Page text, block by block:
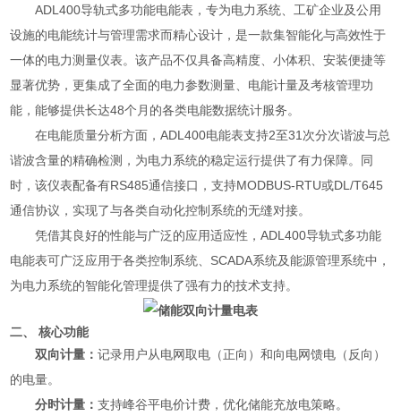
ADL400导轨式多功能电能表，专为电力系统、工矿企业及公用
设施的电能统计与管理需求而精心设计，是一款集智能化与高效性于
一体的电力测量仪表。该产品不仅具备高精度、小体积、安装便捷等
显著优势，更集成了全面的电力参数测量、电能计量及考核管理功
能，能够提供长达48个月的各类电能数据统计服务。
在电能质量分析方面，ADL400电能表支持2至31次分次谐波与总
谐波含量的精确检测，为电力系统的稳定运行提供了有力保障。同
时，该仪表配备有RS485通信接口，支持MODBUS-RTU或DL/T645
通信协议，实现了与各类自动化控制系统的无缝对接。
凭借其良好的性能与广泛的应用适应性，ADL400导轨式多功能
电能表可广泛应用于各类控制系统、SCADA系统及能源管理系统中，
为电力系统的智能化管理提供了强有力的技术支持。
二、 核心功能
双向计量：记录用户从电网取电（正向）和向电网馈电（反向）
的电量。
分时计量：支持峰谷平电价计费，优化储能充放电策略。